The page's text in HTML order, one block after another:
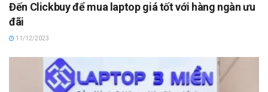
Đến Clickbuy để mua laptop giá tốt với hàng ngàn ưu
đãi
11/12/2023